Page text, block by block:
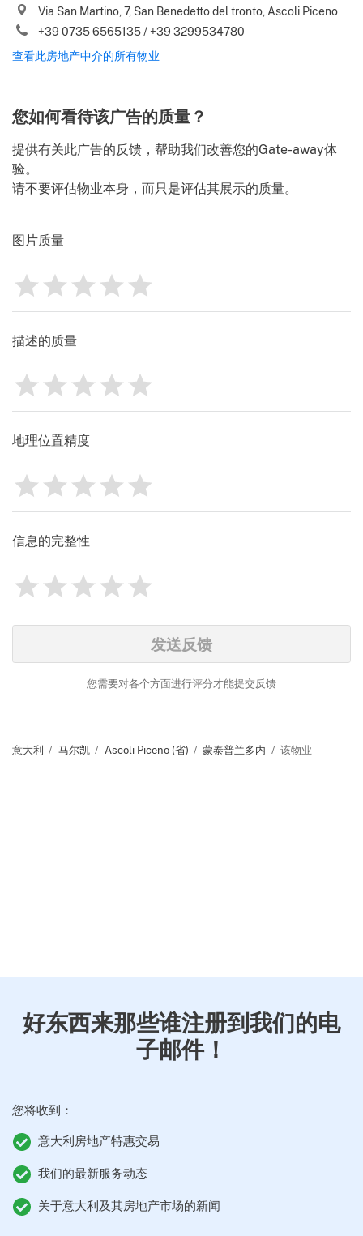
使用条款
示和建议
. 使用条款
Via San Martino, 7, San Benedetto del tronto, Ascoli Piceno
+39 0735 6565135 / +39 3299534780
查看此房地产中介的所有物业
您如何看待该广告的质量？
提供有关此广告的反馈，帮助我们改善您的Gate-away体
验。
请不要评估物业本身，而只是评估其展示的质量。
图片质量
评分
0
1 2 3 4 5
描述的质量
评分
0
1 2 3 4 5
地理位置精度
评分
0
1 2 3 4 5
信息的完整性
评分
0
1 2 3 4 5
发送反馈
您需要对各个方面进行评分才能提交反馈
意大利 马尔凯 Ascoli Piceno (省) 蒙泰普兰多内 该物业
好东西来那些谁注册到我们的电
子邮件！
您将收到：
意大利房地产特惠交易
我们的最新服务动态
关于意大利及其房地产市场的新闻